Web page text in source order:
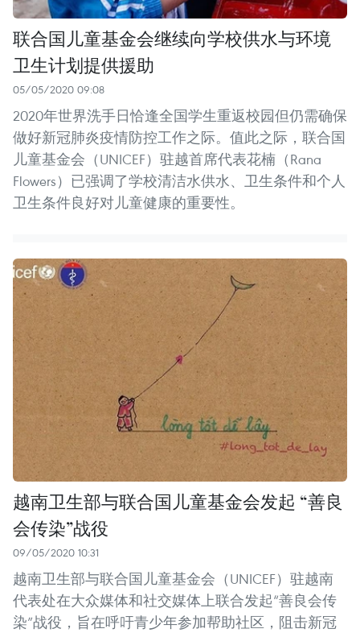
联合国儿童基金会继续向学校供水与环境
卫生计划提供援助
05/05/2020 09:08
2020年世界洗手日恰逢全国学生重返校园但仍需确保
做好新冠肺炎疫情防控工作之际。值此之际，联合国
儿童基金会（UNICEF）驻越首席代表花楠（Rana
Flowers）已强调了学校清洁水供水、卫生条件和个人
卫生条件良好对儿童健康的重要性。
越南卫生部与联合国儿童基金会发起 “善良
会传染”战役
09/05/2020 10:31
越南卫生部与联合国儿童基金会（UNICEF）驻越南
代表处在大众媒体和社交媒体上联合发起“善良会传
染”战役，旨在呼吁青少年参加帮助社区，阻击新冠